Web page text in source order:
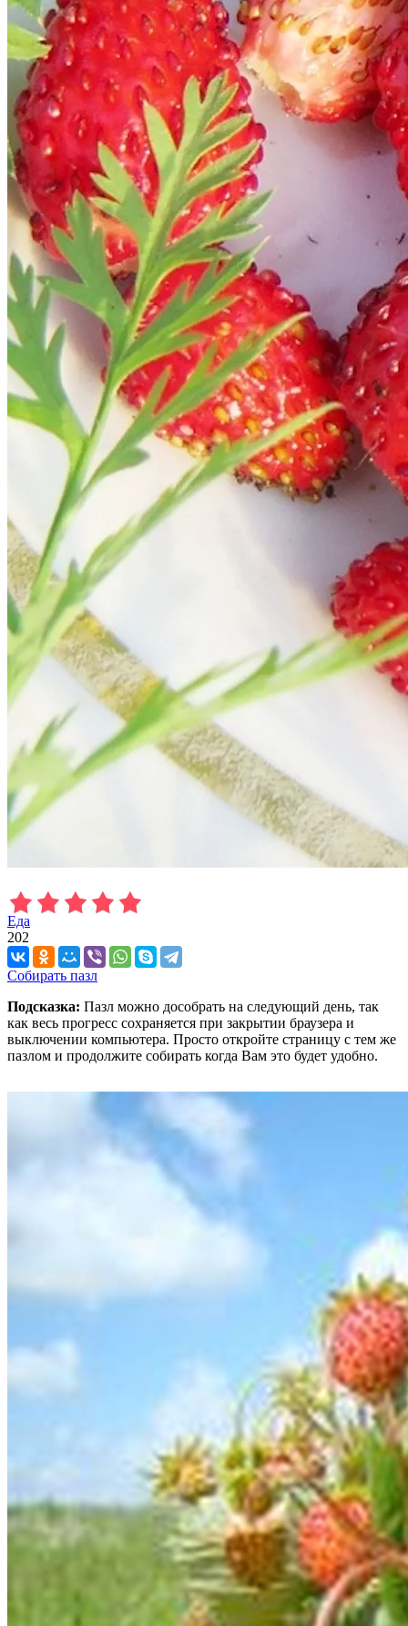
Еда
202
Собирать пазл
Подсказка: Пазл можно дособрать на следующий день, так
как весь прогресс сохраняется при закрытии браузера и
выключении компьютера. Просто откройте страницу с тем же
пазлом и продолжите собирать когда Вам это будет удобно.